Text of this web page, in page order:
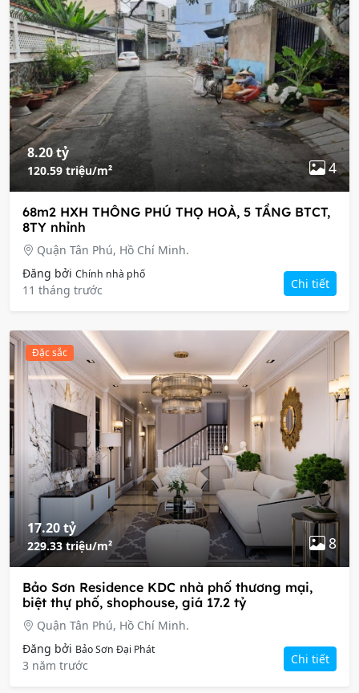
8.20 tỷ
120.59 triệu/m² 4
68m2 HXH THÔNG PHÚ THỌ HOÀ, 5 TẦNG BTCT,
8TY nhỉnh
Quận Tân Phú, Hồ Chí Minh.
Đăng bởi Chính nhà phố
11 tháng trước Chi tiết
Đặc sắc
17.20 tỷ
229.33 triệu/m² 8
Bảo Sơn Residence KDC nhà phố thương mại,
biệt thự phố, shophouse, giá 17.2 tỷ
Quận Tân Phú, Hồ Chí Minh.
Đăng bởi Bảo Sơn Đại Phát
3 năm trước Chi tiết